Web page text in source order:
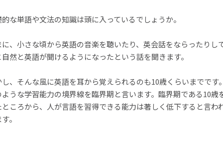
な単語や文法の知識は頭に入っているでしょうか。
、小さな頃から英語の音楽を聴いたり、英会話をならったりし
然と英語が聞けるようになったという話を聞きます。
、そんな風に英語を耳から覚えられるのも10歳くらいまでです
うな学習能力の境界線を臨界期と言います。臨界期である10歳
ころから、人が言語を習得できる能力は著しく低下すると言わ
。